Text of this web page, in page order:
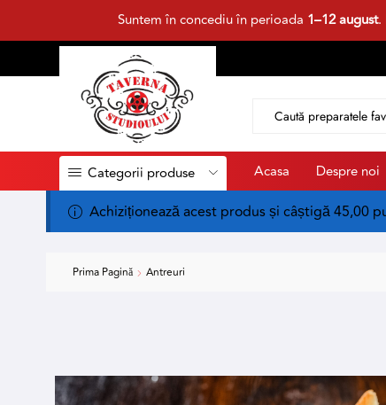
Suntem în concediu în perioada 1–12 august.
Categorii produse Acasa Despre noi
Achiziționează acest produs și câștigă 45,00
Prima Pagină Antreuri